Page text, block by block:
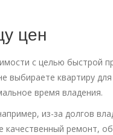
цен
с целью быстрой
выбираете квартиру
время владения.
из-за долгов
качественный ремонт,